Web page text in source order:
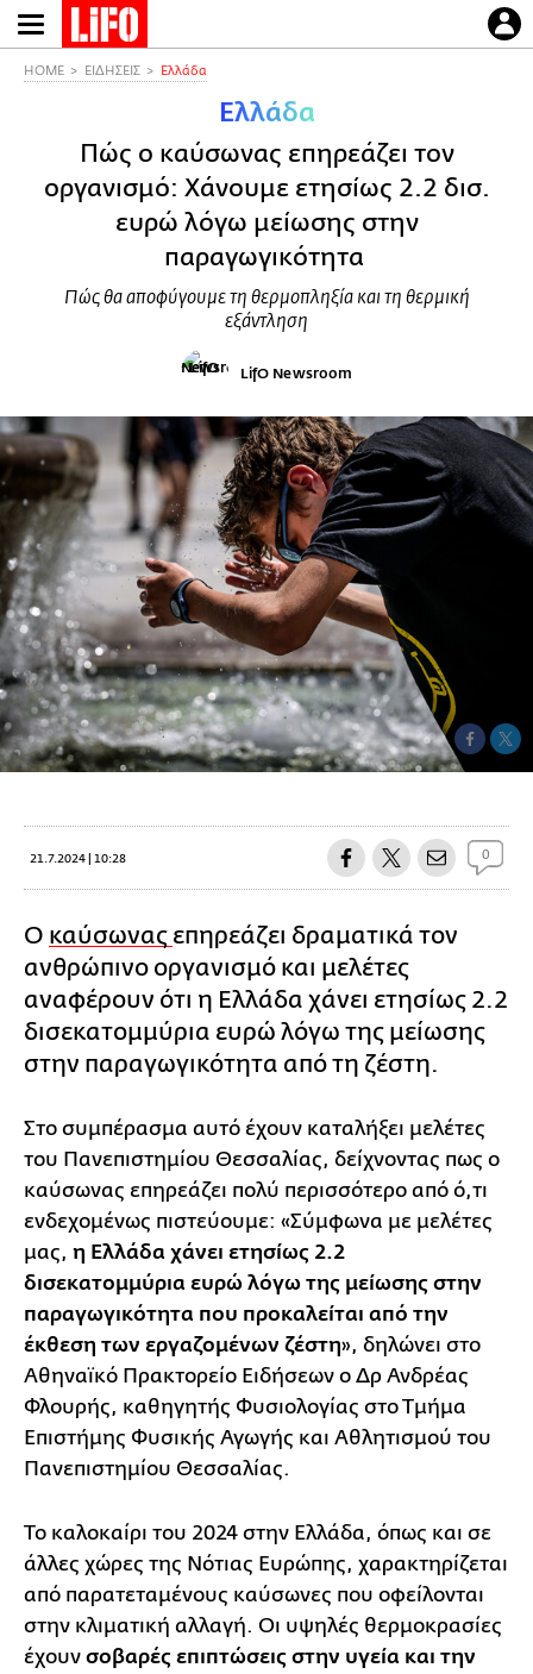
Παράκαμψη
προς
HOME ΕΙΔΗΣΕΙΣ Ελλάδα
Ελλάδα
Πώς ο καύσωνας επηρεάζει τον
οργανισμό: Χάνουμε ετησίως 2.2 δισ.
ευρώ λόγω μείωσης στην
παραγωγικότητα
Πώς θα αποφύγουμε τη θερμοπληξία και τη θερμική
εξάντληση
LifO Newsroom
21.7.2024 | 10:28 0
Ο καύσωνας επηρεάζει δραματικά τον
ανθρώπινο οργανισμό και μελέτες
αναφέρουν ότι η Ελλάδα χάνει ετησίως 2.2
δισεκατομμύρια ευρώ λόγω της μείωσης
στην παραγωγικότητα από τη ζέστη.
Στο συμπέρασμα αυτό έχουν καταλήξει μελέτες
του Πανεπιστημίου Θεσσαλίας, δείχνοντας πως ο
καύσωνας επηρεάζει πολύ περισσότερο από ό,τι
ενδεχομένως πιστεύουμε: «Σύμφωνα με μελέτες
μας, η Ελλάδα χάνει ετησίως 2.2
δισεκατομμύρια ευρώ λόγω της μείωσης στην
παραγωγικότητα που προκαλείται από την
έκθεση των εργαζομένων ζέστη», δηλώνει στο
Αθηναϊκό Πρακτορείο Ειδήσεων ο Δρ Ανδρέας
Φλουρής, καθηγητής Φυσιολογίας στο Τμήμα
Επιστήμης Φυσικής Αγωγής και Αθλητισμού του
Πανεπιστημίου Θεσσαλίας.
Το καλοκαίρι του 2024 στην Ελλάδα, όπως και σε
άλλες χώρες της Νότιας Ευρώπης, χαρακτηρίζεται
από παρατεταμένους καύσωνες που οφείλονται
στην κλιματική αλλαγή. Οι υψηλές θερμοκρασίες
έχουν σοβαρές επιπτώσεις στην υγεία και την